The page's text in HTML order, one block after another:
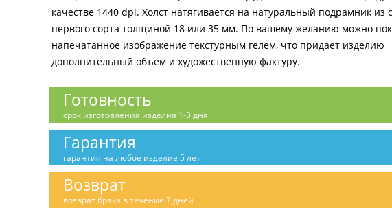
качестве 1440 dpi. Холст натягивается на натуральный подрамник из
первого сорта толщиной 18 или 35 мм. По вашему желанию можно
напечатанное изображение текстурным гелем, что придает изделию
дополнительный объем и художественную фактуру.
Готовность
срок изготовления изделия 1-3 дня
Гарантия
гарантия на любое изделие 5 лет
Возврат
возврат брака в течение 7 дней